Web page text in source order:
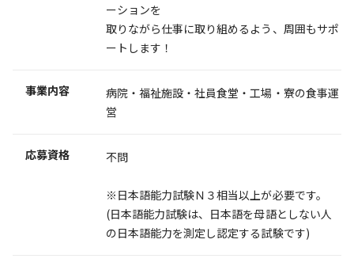
ーションを
取りながら仕事に取り組めるよう、周囲もサポ
ートします！
事業内容
病院・福祉施設・社員食堂・工場・寮の食事運
営
応募資格 不問
※日本語能力試験Ｎ３相当以上が必要です。
(日本語能力試験は、日本語を母語としない人
の日本語能力を測定し認定する試験です)